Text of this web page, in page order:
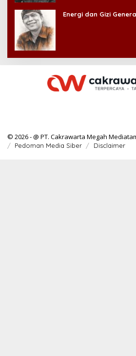
Energi dan Gizi
© 2026 - @ PT. Cakrawarta Megah
Pedoman Media Siber Disclaimer